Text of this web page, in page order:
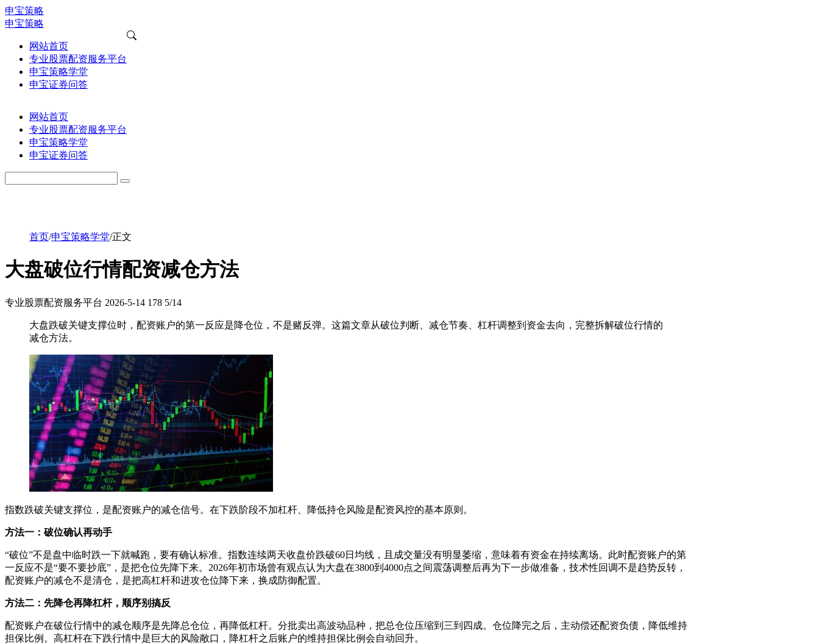
申宝策略
申宝策略
网站首页
专业股票配资服务平台
申宝策略学堂
申宝证券问答
网站首页
专业股票配资服务平台
申宝策略学堂
申宝证券问答
首页/申宝策略学堂/正文
大盘破位行情配资减仓方法
专业股票配资服务平台 2026-5-14 178 5/14
大盘跌破关键支撑位时，配资账户的第一反应是降仓位，不是赌反弹。这篇文章从破位判断、减仓节奏、杠杆调整到资金去向，完整拆解破位行情的
减仓方法。
指数跌破关键支撑位，是配资账户的减仓信号。在下跌阶段不加杠杆、降低持仓风险是配资风控的基本原则。
方法一：破位确认再动手
“破位”不是盘中临时跌一下就喊跑，要有确认标准。指数连续两天收盘价跌破60日均线，且成交量没有明显萎缩，意味着有资金在持续离场。此时配资账户的第
一反应不是“要不要抄底”，是把仓位先降下来。2026年初市场曾有观点认为大盘在3800到4000点之间震荡调整后再为下一步做准备，技术性回调不是趋势反转，
配资账户的减仓不是清仓，是把高杠杆和进攻仓位降下来，换成防御配置。
方法二：先降仓再降杠杆，顺序别搞反
配资账户在破位行情中的减仓顺序是先降总仓位，再降低杠杆。分批卖出高波动品种，把总仓位压缩到三到四成。仓位降完之后，主动偿还配资负债，降低维持
担保比例。高杠杆在下跌行情中是巨大的风险敞口，降杠杆之后账户的维持担保比例会自动回升。